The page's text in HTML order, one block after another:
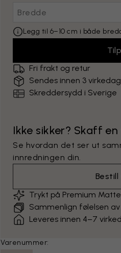
Legg til 6–10 cm i både
Fri frakt og retur
Sendes innen 3
Skreddersydd i Sverige
Ikke sikker? Skaff
Se hvordan det ser ut
innredningen din.
Trykt på Premium Matte
Sammenlign følelsen
Leveres innen 4–7
Varenummer: